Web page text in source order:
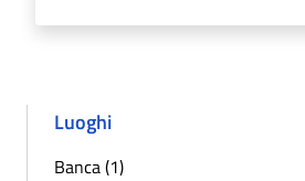
Luoghi
Banca (1)